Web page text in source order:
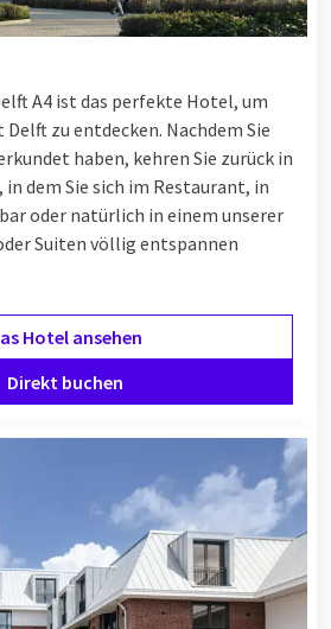
A4 ist das perfekte Hotel, um
zu entdecken. Nachdem Sie
haben, kehren Sie zurück in
dem Sie sich im Restaurant, in
oder natürlich in einem unserer
Suiten völlig entspannen
Hotel ansehen
Direkt buchen